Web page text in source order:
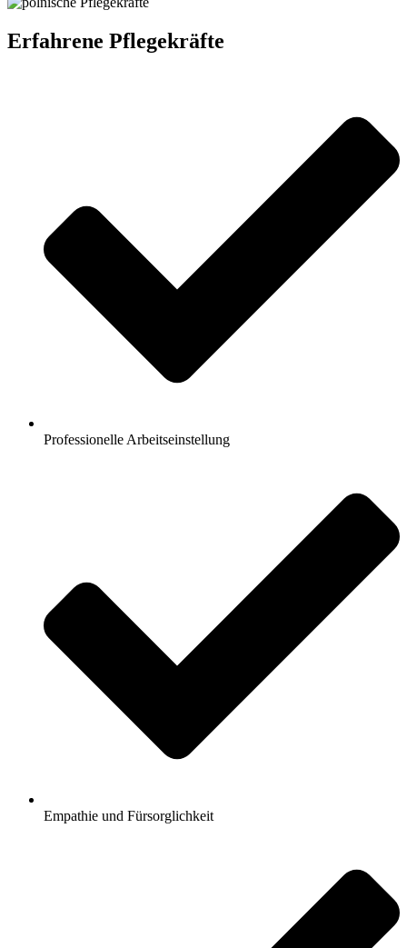
Erfahrene Pflegekräfte
Professionelle Arbeitseinstellung
Empathie und Fürsorglichkeit